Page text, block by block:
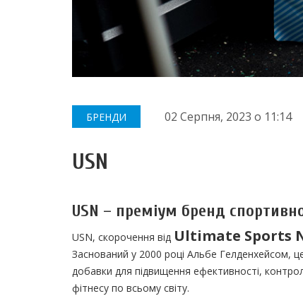
БРЕНДИ 02 Серпня, 2023 о 11:14
USN
USN – преміум бренд
USN, скорочення від Ultimate Sports
Заснований у 2000 році Альбе Гелденхейсом,
добавки для підвищення ефективності,
фітнесу по всьому світу.